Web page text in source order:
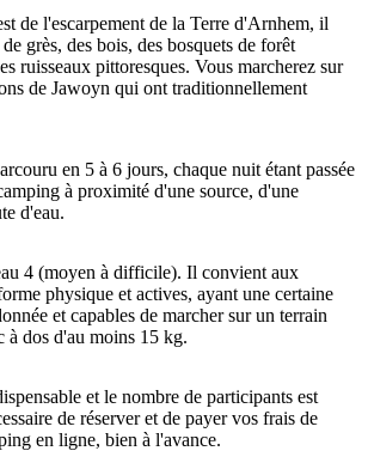
de l'escarpement de la Terre d'Arnhem, il
grès, des bois, des bosquets de forêt
ruisseaux pittoresques. Vous marcherez sur
de Jawoyn qui ont traditionnellement
en 5 à 6 jours, chaque nuit étant passée
à proximité d'une source, d'une
d'eau.
4 (moyen à difficile). Il convient aux
physique et actives, ayant une certaine
et capables de marcher sur un terrain
à dos d'au moins 15 kg.
et le nombre de participants est
de réserver et de payer vos frais de
en ligne, bien à l'avance.